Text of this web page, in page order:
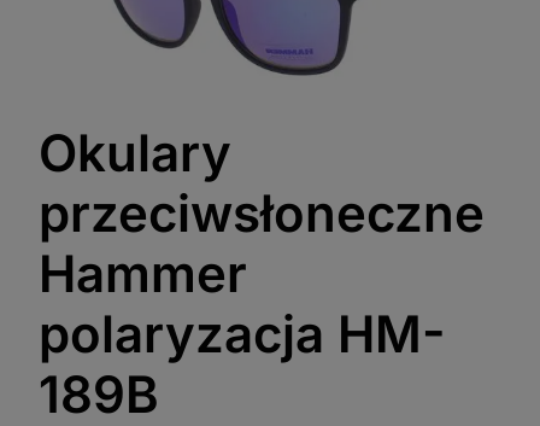
Okulary
przeciwsłoneczne
Hammer
polaryzacja HM-
189B